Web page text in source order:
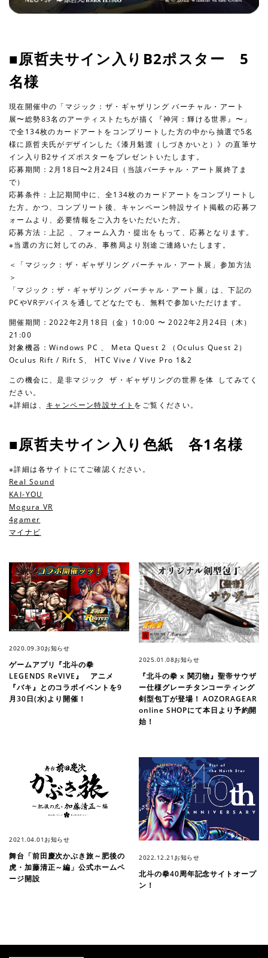
■原哲夫サイン入りB2ポスター 5
名様
現在開催中の「マジック：ザ・ギャザリング バーチャル・アート
展〜総勢83名のアーティストたちが描く『神河：輝ける世界』〜」
で全134枚のカードアートをコンプリートした方の中から抽選で5名
様に原哲夫氏がデザインした《漆月魁渡（しづきかいと）》の直筆サ
イン入りB2サイズポスターをプレゼントいたします。
応募期間：2月18日〜2月24日（当該バーチャル・アート展終了ま
で）
応募条件：上記期間中に、全134枚のカードアートをコンプリートし
た方。かつ、コンプリート後、キャンペーン特設サイト掲載の応募フ
ォームより、必要情報をご入力をいただいた方。
応募方法：上記 、フォーム入力・提出をもって、応募となります。
※当選の方に対してのみ、事務局より別途ご連絡いたします。
＜「マジック：ザ・ギャザリング バーチャル・アート展」参加方法
＞
「マジック：ザ・ギャザリング バーチャル・アート展」は、下記の
PCやVRデバイスを通してどなたでも、無料で参加いただけます。
開催期間：2022年2月18日（金）10:00 〜 2022年2月24日（木）
21:00
対象機器：Windows PC 、 Meta Quest 2 （Oculus Quest 2）
Oculus Rift / Rift S、 HTC Vive / Vive Pro 1&2
この機会に、是非マジック ザ・ギャザリングの世界を体 してみてく
ださい。
※詳細は、 キャンペーン特設サイト をご覧ください。
■原哲夫サイン入り色紙 各1名様
※詳細は各サイトにてご確認ください。
Real Sound
KAI-YOU
Mogura VR
4gamer
マイナビ
2020.09.30お知らせ
ゲームアプリ『北斗の拳
LEGENDS ReVIVE』 アニメ
『バキ』とのコラボイベントを9
月30日(水)より開催！
2025.01.08お知らせ
『北斗の拳 x 関刃物』聖帝サウザ
ー仕様グレーチタンコーティング
剣型包丁が登場！ AOZORAGEAR
online SHOPにて本日より予約開
始！
2021.04.01 お知らせ
舞台「前田慶次かぶき旅～肥後の
虎・加藤清正～編」公式ホームペ
ージ開設
2022.12.21 お知らせ
北斗の拳40周年記念サイトオープ
ン！